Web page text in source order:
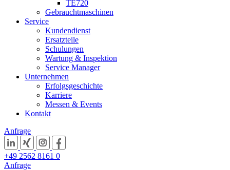
TE720
Gebrauchtmaschinen
Service
Kundendienst
Ersatzteile
Schulungen
Wartung & Inspektion
Service Manager
Unternehmen
Erfolgsgeschichte
Karriere
Messen & Events
Kontakt
Anfrage
+49 2562 8161 0
Anfrage